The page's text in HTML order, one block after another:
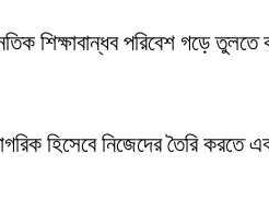
শিক্ষাবান্ধব পরিবেশ গড়ে
হিসেবে নিজেদের তৈরি করতে